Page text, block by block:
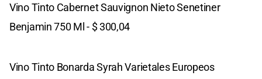
Vino Tinto Cabernet Sauvignon Nieto Senetiner
Benjamin 750 Ml - $ 300,04
Vino Tinto Bonarda Syrah Varietales Europeos